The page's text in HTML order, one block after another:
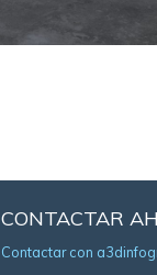
CONTACTAR
Contactar con